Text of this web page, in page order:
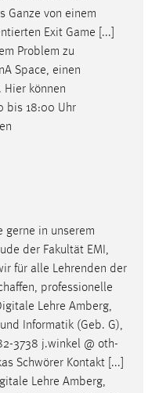
Ganze von einem
Exit Game [...]
Problem zu
Space, einen
Hier können
bis 18:00 Uhr
gerne in unserem
der Fakultät EMI,
für alle Lehrenden der
professionelle
Lehre Amberg,
Informatik (Geb. G),
3738 j.winkel @ oth-
Schwörer Kontakt [...]
Lehre Amberg,
Sprache der Website.
mibew_locale, mibew-
nutzen zu können.
mibew_locale = 3